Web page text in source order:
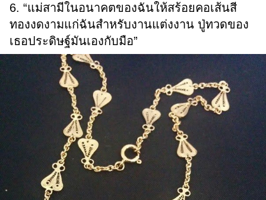
6. “แม่สามีในอนาคตของฉันให้สร้อยคอเส้นสี
ทองงดงามแก่ฉันสำหรับงานแต่งงาน ปู่ทวดของ
เธอประดิษฐ์มันเองกับมือ”